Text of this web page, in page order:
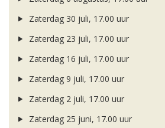
Zaterdag 30 juli, 17.00 uur
Zaterdag 23 juli, 17.00 uur
Zaterdag 16 juli, 17.00 uur
Zaterdag 9 juli, 17.00 uur
Zaterdag 2 juli, 17.00 uur
Zaterdag 25 juni, 17.00 uur